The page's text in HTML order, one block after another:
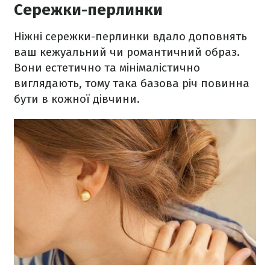
Сережки-перлинки
Ніжні сережки-перлинки вдало доповнять
ваш кежуальний чи романтичний образ.
Вони естетично та мінімалістично
виглядають, тому така базова річ повинна
бути в кожної дівчини.